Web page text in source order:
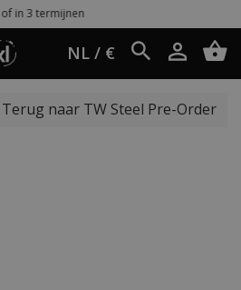
NL / €
Terug naar TW Steel Pre-Order